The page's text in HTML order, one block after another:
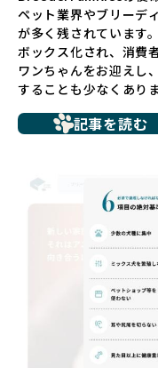
ペット業界やブリーデ
が多く残されています
ボックス化され、消費
ワンちゃんをお迎えし
することも少なくあり
ち、健康面や社会性に
いるというケースもあ
っても大きな負担であ
だからこそ、私たちは
供すべきだと考えて
ゃんを家族のように愛
厳しい基準で厳選し、
しています。これによ
リーダーを選べる環境
そして、消費者の皆様
記事を読む